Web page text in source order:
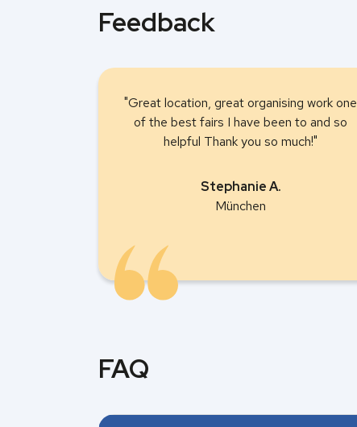
Feedback
"Great location, great organising work one
of the best fairs I have been to and so
helpful Thank you so much!"
Stephanie A.
München
FAQ